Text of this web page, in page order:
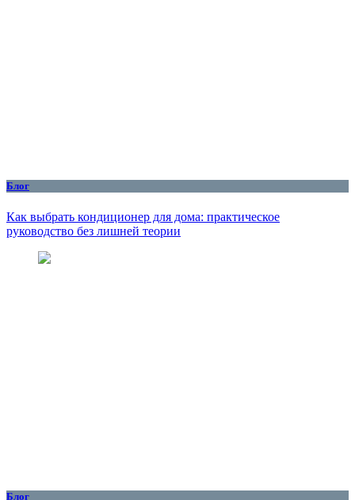
Блог
Как выбрать кондиционер для дома: практическое
руководство без лишней теории
Блог